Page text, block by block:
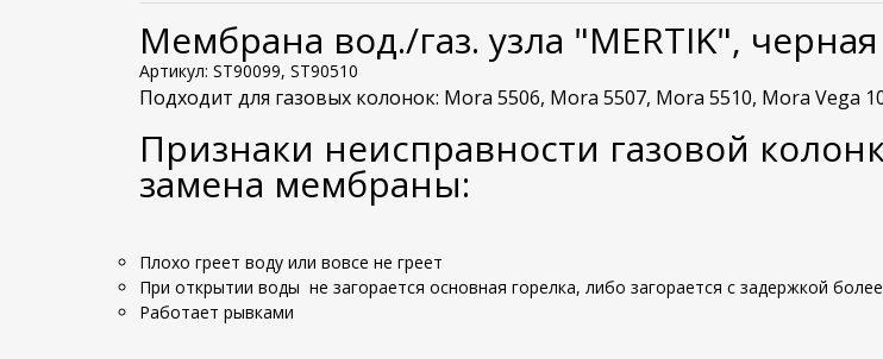
Мембрана вод./газ. узла "MERTIK",
Артикул: ST90099, ST90510
Подходит для газовых колонок: Mora 5506, Mora 5507, Mora 5510, Mora Vega
Признаки неисправности газовой
замена мембраны:
Плохо греет воду или вовсе не греет
При открытии воды не загорается основная горелка, либо загорается с задержкой
Работает рывками